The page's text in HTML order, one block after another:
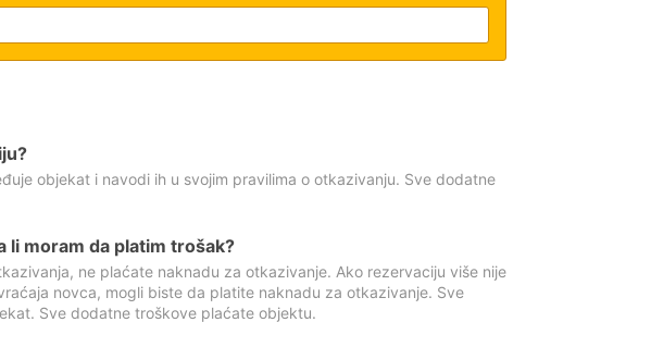
objekat i navodi ih u svojim pravilima o otkazivanju. Sve dodatne
li moram da platim trošak?
ne plaćate naknadu za otkazivanje. Ako rezervaciju više nije
novca, mogli biste da platite naknadu za otkazivanje. Sve
Sve dodatne troškove plaćate objektu.